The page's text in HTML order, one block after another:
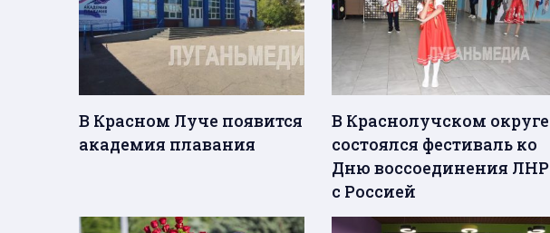
В Красном Луче появится
академия плавания
В Краснолучском округе
состоялся фестиваль ко
Дню воссоединения ЛНР
с Россией